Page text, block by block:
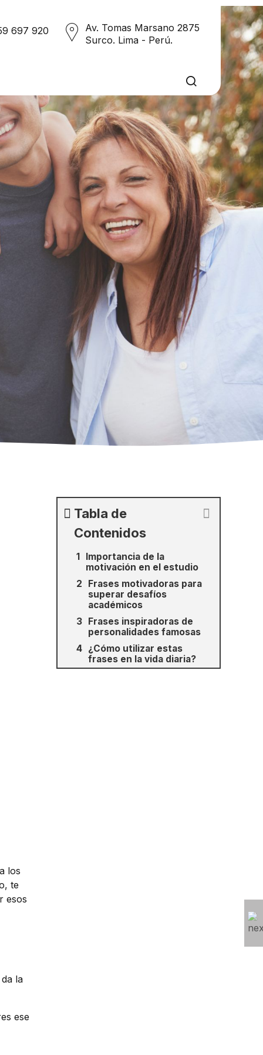
Av. Tomas Marsano 2875
Surco. Lima - Perú.
697 920
los
te
esos
la
ese
Tabla de
Contenidos
Importancia de la
motivación en el estudio
Frases motivadoras para
superar desafíos
académicos
Frases inspiradoras de
personalidades famosas
¿Cómo utilizar estas
frases en la vida diaria?